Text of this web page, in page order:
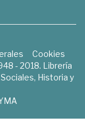
Cookies
- 2018. Librería
Historia y